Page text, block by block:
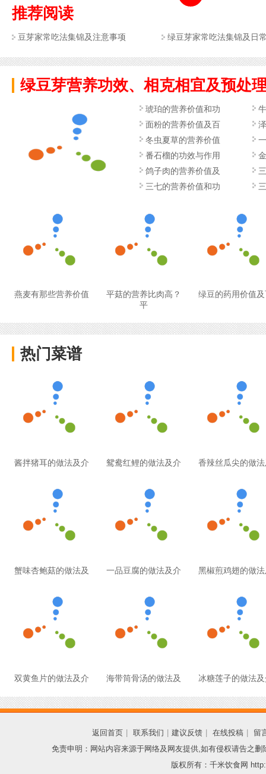
推荐阅读
豆芽家常吃法集锦及注意事项 绿豆芽家常吃法集锦及日
绿豆芽营养功效、相克相宜及预处
琥珀的营养价值和功
面粉的营养价值及百
冬虫夏草的营养价值
番石榴的功效与作用
鸽子肉的营养价值及
三七的营养价值和功
燕麦有那些营养价值
平菇的营养比肉高？
平
绿豆的药用价值
热门菜谱
酱拌猪耳的做法及介 鸳鸯红鲤的做法及介 香辣丝瓜尖的做
蟹味杏鲍菇的做法及 一品豆腐的做法及介 黑椒煎鸡翅的做
双黄鱼片的做法及介 海带筒骨汤的做法及 冰糖莲子的做法
返回首页 联系我们 建议反馈 在线投稿
留
免责申明：网站内容来源于网络及网友提供,如有侵权请告之
版权所有：千米饮食网